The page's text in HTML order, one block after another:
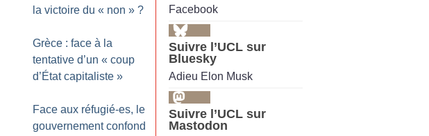
la victoire du « non » ?
Grèce : face à la
tentative d’un « coup
d’État capitaliste »
Face aux réfugié-es, le
gouvernement confond
Facebook
Suivre l’UCL sur
Bluesky
Adieu Elon Musk
Suivre l’UCL sur
Mastodon